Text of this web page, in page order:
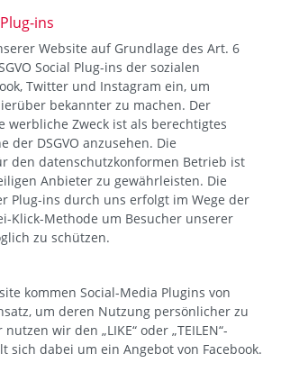
ins
Website auf Grundlage des Art. 6
Social Plug-ins der sozialen
Twitter und Instagram ein, um
bekannter zu machen. Der
werbliche Zweck ist als berechtigtes
der DSGVO anzusehen. Die
den datenschutzkonformen Betrieb ist
Anbieter zu gewährleisten. Die
Plug-ins durch uns erfolgt im Wege der
Klick-Methode um Besucher unserer
zu schützen.
kommen Social-Media Plugins von
um deren Nutzung persönlicher zu
wir den „LIKE“ oder „TEILEN“-
sich dabei um ein Angebot von Facebook.